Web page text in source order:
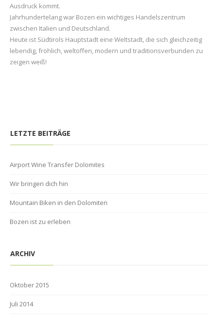
Ausdruck kommt.
Jahrhundertelang war Bozen ein wichtiges Handelszentrum
zwischen Italien und Deutschland.
Heute ist Südtirols Hauptstadt eine Weltstadt, die sich gleichzeitig
lebendig, fröhlich, weltoffen, modern und traditionsverbunden zu
zeigen weiß!
LETZTE BEITRÄGE
Airport Wine Transfer Dolomites
Wir bringen dich hin
Mountain Biken in den Dolomiten
Bozen ist zu erleben
ARCHIV
Oktober 2015
Juli 2014